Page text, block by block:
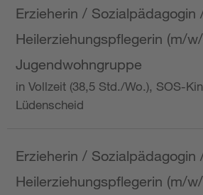
Erzieherin / Sozialpädagogin
Heilerziehungspflegerin (m/
Jugendwohngruppe
in Vollzeit (38,5 Std./Wo.), SOS-
Lüdenscheid
Erzieherin / Sozialpädagogin
Heilerziehungspflegerin (m/